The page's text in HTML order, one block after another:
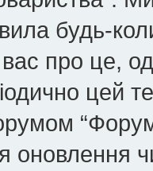
будь-
про це,
цей
оновлення